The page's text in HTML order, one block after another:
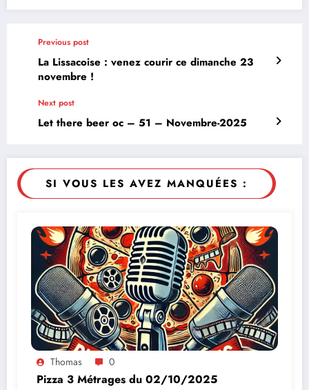
Previous post
La Lissacoise : venez courir ce dimanche 23
novembre !
Next post
Let there beer oc – 51 – Novembre-2025
SI VOUS LES AVEZ MANQUÉES :
Thomas 0
Pizza 3 Métrages du 02/10/2025